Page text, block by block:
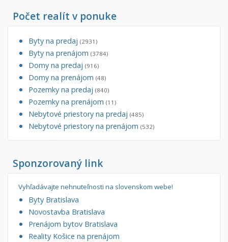
Počet realít v ponuke
Byty na predaj (2931)
Byty na prenájom (3784)
Domy na predaj (916)
Domy na prenájom (48)
Pozemky na predaj (840)
Pozemky na prenájom (11)
Nebytové priestory na predaj (485)
Nebytové priestory na prenájom (532)
Sponzorovaný link
Vyhľadávajte nehnuteľnosti na slovenskom webe!
Byty Bratislava
Novostavba Bratislava
Prenájom bytov Bratislava
Reality Košice na prenájom